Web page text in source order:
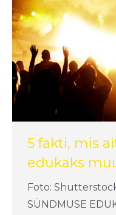
5 fakti, mis
edukaks
Foto: Shutterstock
SÜNDMUSE